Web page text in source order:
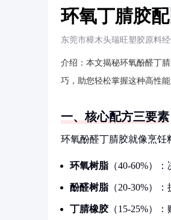
环氧丁腈胶
东莞市樟木头瑞旺塑胶原料
介绍： 本文揭秘环氧酚醛丁
巧，助您轻松掌握这种高性能
一、核心配方三要素
环氧酚醛丁腈胶就像烹饪
环氧树脂 （40-60%）
酚醛树脂 （20-30%）
丁腈橡胶（15-25%）